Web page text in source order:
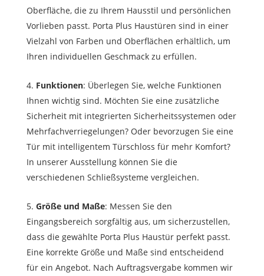
Oberfläche, die zu Ihrem Hausstil und persönlichen
Vorlieben passt. Porta Plus Haustüren sind in einer
Vielzahl von Farben und Oberflächen erhältlich, um
Ihren individuellen Geschmack zu erfüllen.
Funktionen: Überlegen Sie, welche Funktionen
Ihnen wichtig sind. Möchten Sie eine zusätzliche
Sicherheit mit integrierten Sicherheitssystemen oder
Mehrfachverriegelungen? Oder bevorzugen Sie eine
Tür mit intelligentem Türschloss für mehr Komfort?
In unserer Ausstellung können Sie die
verschiedenen Schließsysteme vergleichen.
Größe und Maße: Messen Sie den
Eingangsbereich sorgfältig aus, um sicherzustellen,
dass die gewählte Porta Plus Haustür perfekt passt.
Eine korrekte Größe und Maße sind entscheidend
für ein Angebot. Nach Auftragsvergabe kommen wir